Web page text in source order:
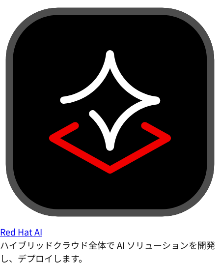
Red Hat AI
ハイブリッドクラウド全体で AI ソリューションを開発
し、デプロイします。